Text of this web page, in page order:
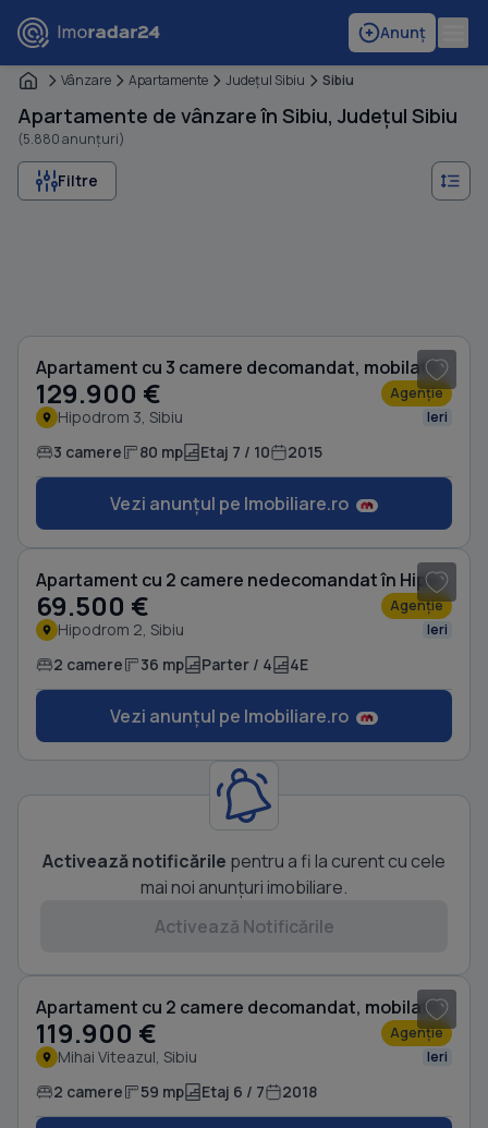
Anunț
Vânzare Apartamente Judeţul Sibiu Sibiu
Apartamente de vânzare în Sibiu, Județul Sibiu
(5.880 anunțuri)
Filtre
Apartament cu 3 camere decomandat, mobilat în Hipodrom 3
129.900 € Agenție
Hipodrom 3, Sibiu Ieri
3 camere 80 mp Etaj 7 / 10 2015
Vezi anunțul pe Imobiliare.ro
Apartament cu 2 camere nedecomandat în Hipodrom 2
69.500 € Agenție
Hipodrom 2, Sibiu Ieri
2 camere 36 mp Parter / 4 4E
Vezi anunțul pe Imobiliare.ro
Activează notificările pentru a fi la curent cu cele
mai noi anunțuri imobiliare.
Activează Notificările
Apartament cu 2 camere decomandat, mobilat în Mihai Viteazul
119.900 € Agenție
Mihai Viteazul, Sibiu Ieri
2 camere 59 mp Etaj 6 / 7 2018